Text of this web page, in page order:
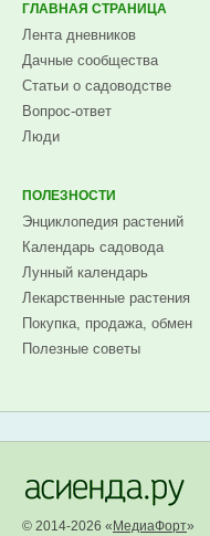
ГЛАВНАЯ СТРАНИЦА
Лента дневников
Дачные сообщества
Статьи о садоводстве
Вопрос-ответ
Люди
ПОЛЕЗНОСТИ
Энциклопедия растений
Календарь садовода
Лунный календарь
Лекарственные растения
Покупка, продажа, обмен
Полезные советы
© 2014-2026 « МедиаФорт»